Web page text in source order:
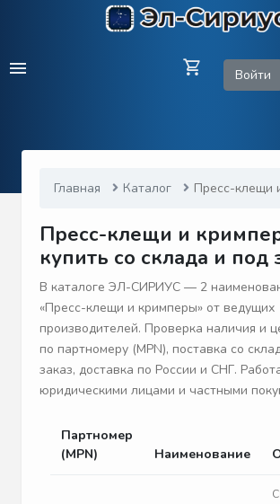
Войти
Главная Каталог Пресс-клещи
Пресс-клещи и
купить со склада и под
В каталоге ЭЛ-СИРИУС — 2
«Пресс-клещи и кримперы» от ведущих
производителей. Проверка наличия и
по партномеру (MPN), поставка со
заказ, доставка по России и СНГ.
юридическими лицами и частными
Партномер
(MPN)
Наименование